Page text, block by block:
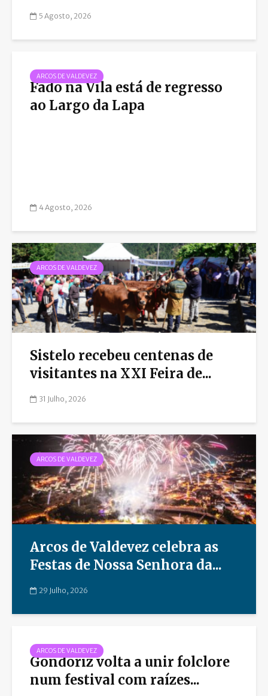
5 Agosto, 2026
ARCOS DE VALDEVEZ
Fado na Vila está de regresso
ao Largo da Lapa
4 Agosto, 2026
ARCOS DE VALDEVEZ
Sistelo recebeu centenas de
visitantes na XXI Feira de...
31 Julho, 2026
ARCOS DE VALDEVEZ
Arcos de Valdevez celebra as
Festas de Nossa Senhora da...
29 Julho, 2026
ARCOS DE VALDEVEZ
Gondoriz volta a unir folclore
num festival com raízes...